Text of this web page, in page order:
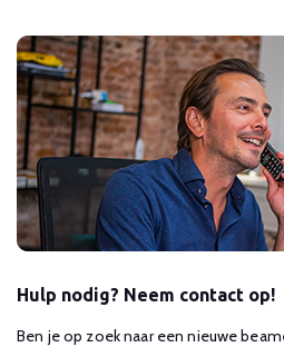
Hulp nodig? Neem contact op!
Ben je op zoek naar een nieuwe